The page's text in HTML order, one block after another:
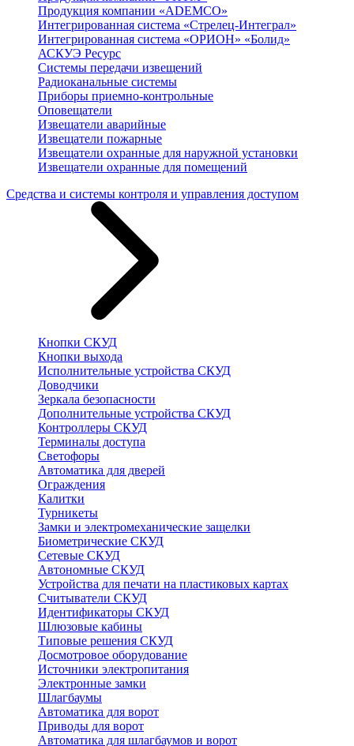
Продукция компании «ADEMCO»
Интегрированная система «Стрелец-Интеграл»
Интегрированная система «ОРИОН» «Болид»
АСКУЭ Ресурс
Системы передачи извещений
Радиоканальные системы
Приборы приемно-контрольные
Оповещатели
Извещатели аварийные
Извещатели пожарные
Извещатели охранные для наружной установки
Извещатели охранные для помещений
Средства и системы контроля и управления доступом
Кнопки СКУД
Кнопки выхода
Исполнительные устройства СКУД
Доводчики
Зеркала безопасности
Дополнительные устройства СКУД
Контроллеры СКУД
Терминалы доступа
Светофоры
Автоматика для дверей
Ограждения
Калитки
Турникеты
Замки и электромеханические защелки
Биометрические СКУД
Сетевые СКУД
Автономные СКУД
Устройства для печати на пластиковых картах
Считыватели СКУД
Идентификаторы СКУД
Шлюзовые кабины
Типовые решения СКУД
Досмотровое оборудование
Источники электропитания
Электронные замки
Шлагбаумы
Автоматика для ворот
Приводы для ворот
Автоматика для шлагбаумов и ворот